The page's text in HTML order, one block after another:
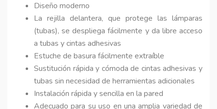
Diseño moderno
La rejilla delantera, que protege las lámparas
(tubas), se despliega fácilmente y da libre acceso
a tubas y cintas adhesivas
Estuche de basura fácilmente extraíble
Sustitución rápida y cómoda de cintas adhesivas y
tubas sin necesidad de herramientas adicionales
Instalación rápida y sencilla en la pared
Adecuado para su uso en una amplia variedad de